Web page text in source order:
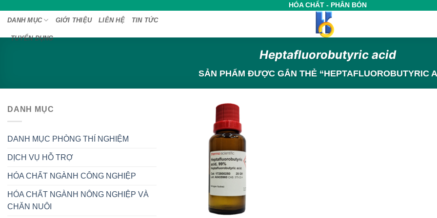
qua
dung
HÓA CHẤT - PHÂN BÓN
DANH MỤC GIỚI THIỆU LIÊN HỆ TIN TỨC
TUYỂN DỤNG
Heptafluorobutyric acid
SẢN PHẨM ĐƯỢC GẮN THẺ “HEPTAFLUOROBUTYRIC
DANH MỤC
DANH MỤC PHÒNG THÍ NGHIỆM
DỊCH VỤ HỖ TRỢ
HÓA CHẤT NGÀNH CÔNG NGHIỆP
HÓA CHẤT NGÀNH NÔNG NGHIỆP VÀ
CHĂN NUÔI